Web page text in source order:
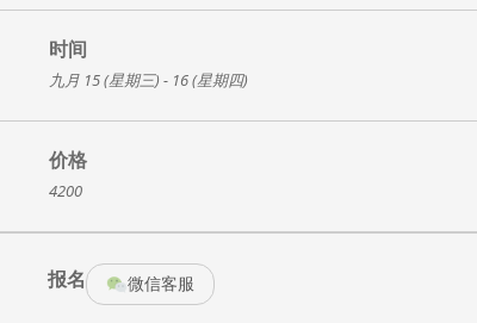
q 第三，绩效管理不仅强调结果导向，而且更加重视达成业绩
体，深度剖析华为绩效管理之精髓，辅以大量实操练习，帮助
课程收获
2、了解华为绩效管理实施的过程和步骤、绩效考核的方法及
4、掌握KPI指标定性和定量描述、指标提取和分解设计方法；
5、运用绩效管理工具实现企业经营目标和业务战略。
2、采取讲解、研讨和演练相结合的教学方式，辅以课后行动
3、课程内容实用且贴近实际，让学员学以致用。
时间
九月 15 (星期三) - 16 (星期四)
价格
4200
报名 微信客服